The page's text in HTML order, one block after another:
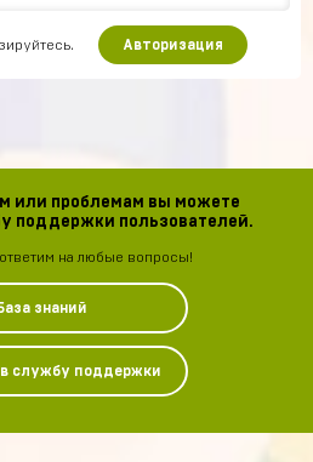
Авторизация
или проблемам вы можете
поддержки пользователей.
на любые вопросы!
знаний
службу поддержки